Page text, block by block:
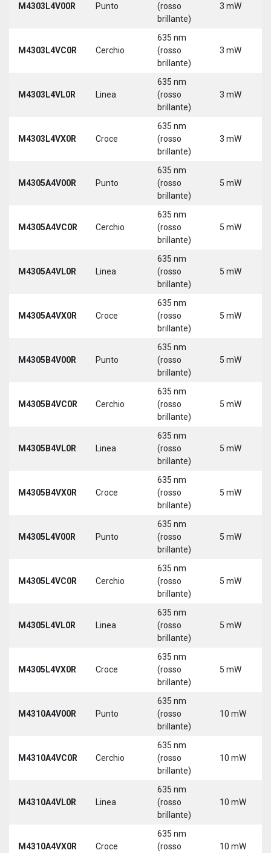
M4303L4V00R Punto
(rosso
brillante)
3 mW
M4303L4VC0R Cerchio
635 nm
(rosso
brillante)
3 mW
M4303L4VL0R Linea
635 nm
(rosso
brillante)
3 mW
M4303L4VX0R Croce
635 nm
(rosso
brillante)
3 mW
M4305A4V00R Punto
635 nm
(rosso
brillante)
5 mW
M4305A4VC0R Cerchio
635 nm
(rosso
brillante)
5 mW
M4305A4VL0R Linea
635 nm
(rosso
brillante)
5 mW
M4305A4VX0R Croce
635 nm
(rosso
brillante)
5 mW
M4305B4V00R Punto
635 nm
(rosso
brillante)
5 mW
M4305B4VC0R Cerchio
635 nm
(rosso
brillante)
5 mW
M4305B4VL0R Linea
635 nm
(rosso
brillante)
5 mW
M4305B4VX0R Croce
635 nm
(rosso
brillante)
5 mW
M4305L4V00R Punto
635 nm
(rosso
brillante)
5 mW
M4305L4VC0R Cerchio
635 nm
(rosso
brillante)
5 mW
M4305L4VL0R Linea
635 nm
(rosso
brillante)
5 mW
M4305L4VX0R Croce
635 nm
(rosso
brillante)
5 mW
M4310A4V00R Punto
635 nm
(rosso
brillante)
10 mW
M4310A4VC0R Cerchio
635 nm
(rosso
brillante)
10 mW
M4310A4VL0R Linea
635 nm
(rosso
brillante)
10 mW
M4310A4VX0R Croce
635 nm
(rosso
10 mW